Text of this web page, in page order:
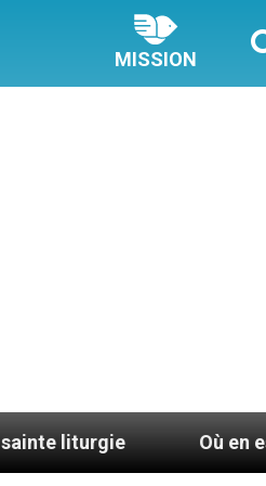
MISSION
Où en est la